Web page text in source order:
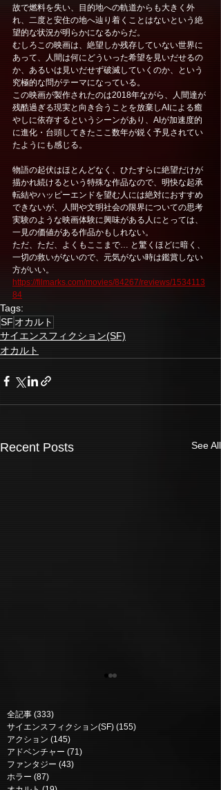
故で燃料を失い、目的地への軌道からも大きく外
れ、二度と安住の地へ辿り着くことはないという絶
望的な状況が明らかになるからだ。
むしろこの映画は、絶望しか残存していない世界に
あって、人間は何にどういった希望を見いだせるの
か、あるいは見いだせず破滅していくのか、という
究極的な問がテーマになっている。
この映画が製作されたのは2018年ながら、人間達が
残酷過ぎる現実と向き合うことを放棄しAIによる癒
やしに依存するというシーンがあり、AIが加速度的
に進化・台頭してきたここ数年が鋭く予見されてい
たようにも感じる。
物語の起伏はほとんどなく、ひたすらに絶望だけが
描かれ続けるという特殊な作品なので、明快な起承
転結やハッピーエンドを望む人には絶対におすすめ
できないが、人間や文明社会の限界についての思考
実験のような映画体験に興味がある人にとっては、
一見の価値がある作品かもしれない。
ただ、ただ、よくもここまで… と驚くほどに暗く、
一切の救いがないので、元気がない時は鑑賞しない
方がいい。
https://filmarks.com/movies/84267/reviews/1534113
84
Tags:
SF オカルト
サイエンスフィクション(SF)
オカルト
Recent Posts See All
DAICON FILM版 帰って
全記事 (333)
サイエンスフィクション(SF) (155)
アクション (145)
アドベンチャー (71)
ファンタジー (43)
ホラー (87)